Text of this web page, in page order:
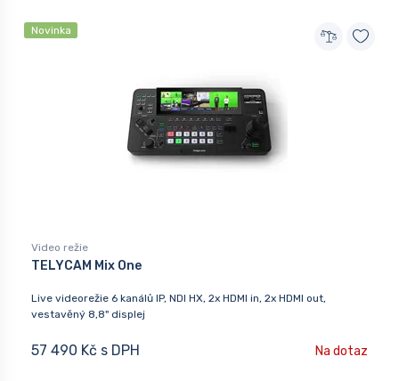
Novinka
Video režie
TELYCAM Mix One
Live videorežie 6 kanálů IP, NDI HX, 2x HDMI in, 2x HDMI out,
vestavěný 8,8" displej
57 490 Kč s DPH Na dotaz